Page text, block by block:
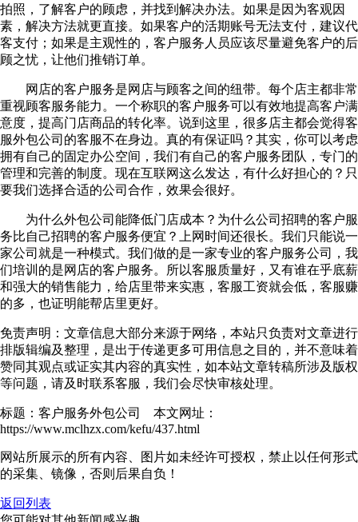
拍照，了解客户的顾虑，并找到解决办法。如果是因为客观因
素，解决方法就更直接。如果客户的活期账号无法支付，建议代
客支付；如果是主观性的，客户服务人员应该尽量避免客户的后
顾之忧，让他们推销订单。
网店的客户服务是网店与顾客之间的纽带。每个店主都非常
重视顾客服务能力。一个称职的客户服务可以有效地提高客户满
意度，提高门店商品的转化率。说到这里，很多店主都会觉得客
服外包公司的客服不在身边。真的有保证吗？其实，你可以考虑
拥有自己的固定办公空间，我们有自己的客户服务团队，专门的
管理和完善的制度。现在互联网这么发达，有什么好担心的？只
要我们选择合适的公司合作，效果会很好。
为什么外包公司能降低门店成本？为什么公司招聘的客户服
务比自己招聘的客户服务便宜？上网时间还很长。我们只能说一
家公司就是一种模式。我们做的是一家专业的客户服务公司，我
们培训的是网店的客户服务。所以客服质量好，又有谁在乎底薪
和强大的销售能力，给店里带来实惠，客服工资就会低，客服赚
的多，也证明能帮店里更好。
免责声明：文章信息大部分来源于网络，本站只负责对文章进行
排版辑编及整理，是出于传递更多可用信息之目的，并不意味着
赞同其观点或证实其内容的真实性，如本站文章转稿所涉及版权
等问题，请及时联系客服，我们会尽快审核处理。
标题：客户服务外包公司 本文网址：
https://www.mclhzx.com/kefu/437.html
网站所展示的所有内容、图片如未经许可授权，禁止以任何形式
的采集、镜像，否则后果自负！
返回列表